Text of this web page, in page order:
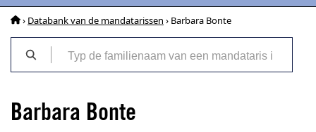
› Databank van de mandatarissen › Barbara Bonte
Barbara Bonte